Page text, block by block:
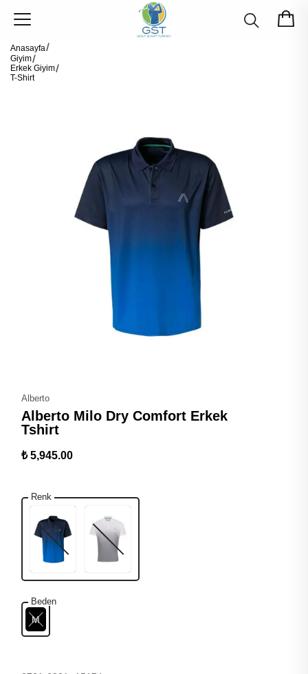
Anasayfa
Giyim
Erkek Giyim
T-Shirt
Alberto
Alberto Milo Dry Comfort Erkek
Tshirt
₺ 5,945.00
Renk
Beden
M